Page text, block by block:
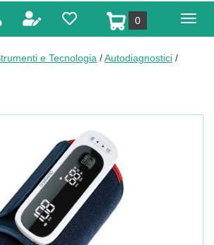
0prodotti
inseriti
e Tecnologia /Autodiagnostici /